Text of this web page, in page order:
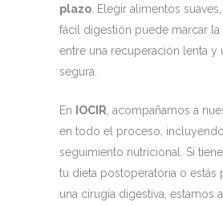
plazo . Elegir alimentos
fácil digestión puede marcar la
entre una recuperación lenta y
segura.
En IOCIR , acompañamos a
en todo el proceso,
seguimiento nutricional. Si
tu dieta postoperatoria o estás
una cirugía digestiva, estamos